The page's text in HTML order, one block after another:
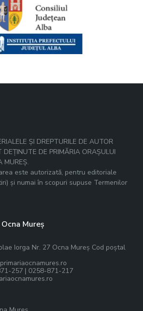
ȘI DREPTURILE DE AUTOR
DEȚINUTE DE PRIMĂRIA ORAȘULUI
MUREȘ.
este autorizată, pentru editoriale
și numai în scopuri supuse Termenilor
Mureș
Iorga Nr. 27 Ocna Mureș Cod poștal
257 | 0258-871-217